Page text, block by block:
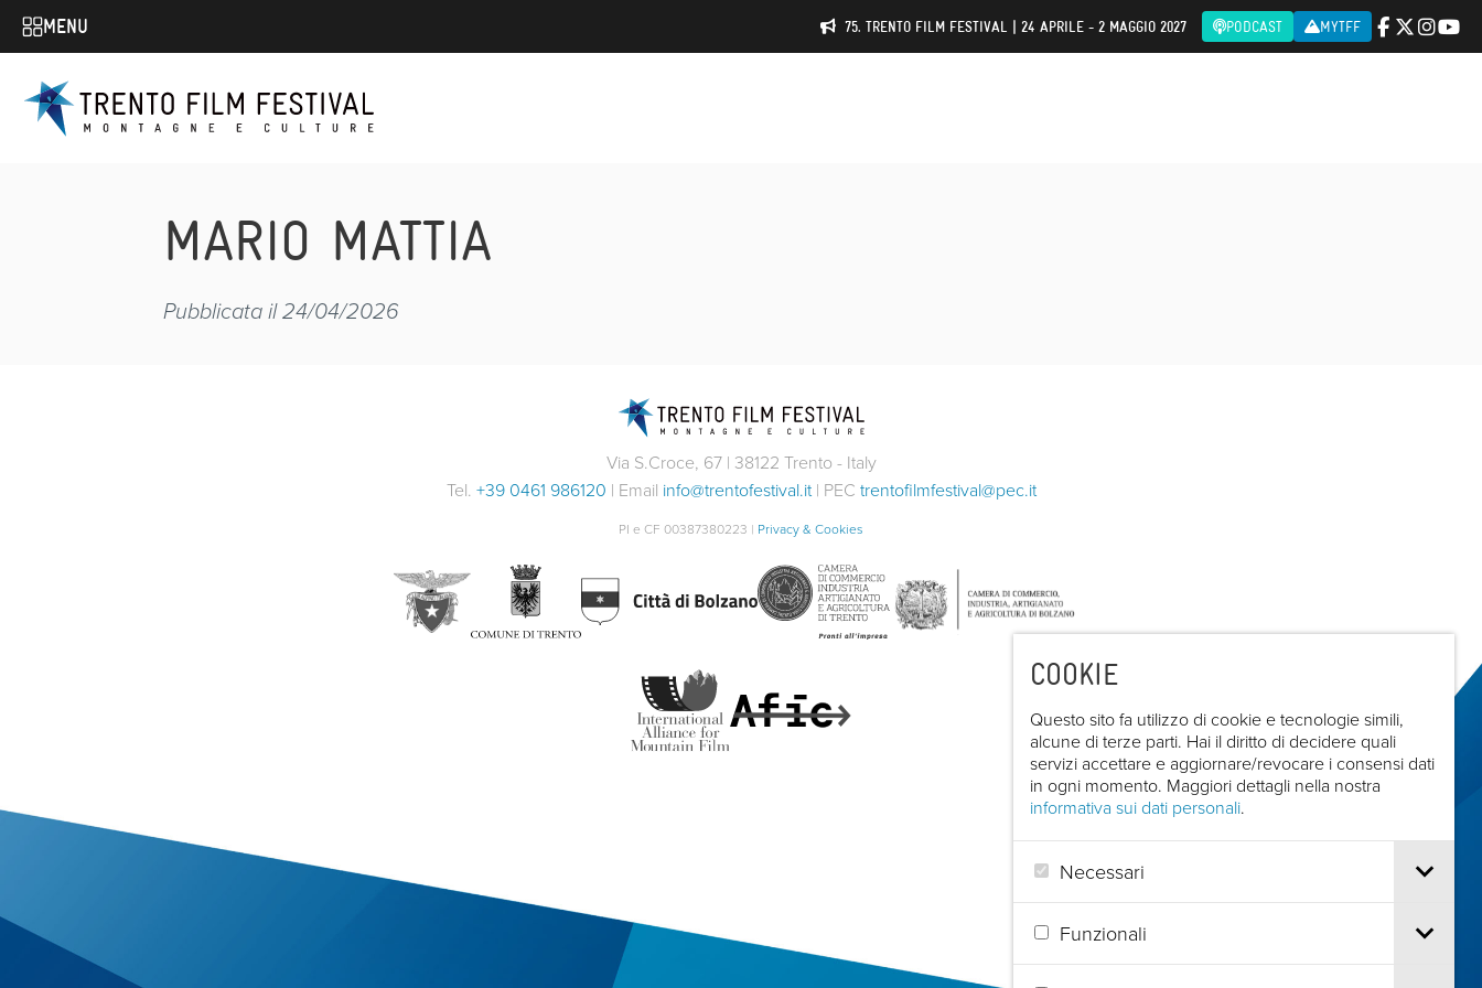
COOKIE
Questo sito fa utilizzo di cookie e tecnologie simili,
alcune di terze parti. Hai il diritto di decidere quali
servizi accettare e aggiornare/revocare i consensi dati
in ogni momento. Maggiori dettagli nella nostra
informativa sui dati personali.
Necessari
Funzionali
MENU 75. TRENTO FILM FESTIVAL | 24 APRILE - 2 MAGGIO 2027 PODCAST MYTFF
MARIO MATTIA
Pubblicata il 24/04/2026
Via S.Croce, 67 | 38122 Trento - Italy
Tel. +39 0461 986120 | Email info@trentofestival.it| PEC trentofilmfestival@pec.it
PI e CF 00387380223 | Privacy & Cookies